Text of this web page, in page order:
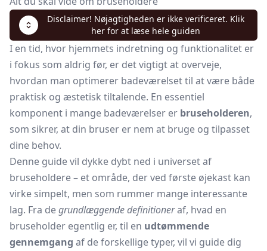
Disclaimer! Nøjagtigheden er ikke verificeret. Klik
her for at læse hele guiden
I en tid, hvor hjemmets indretning og funktionalitet er
i fokus som aldrig før, er det vigtigt at overveje,
hvordan man optimerer badeværelset til at være både
praktisk og æstetisk tiltalende. En essentiel
komponent i mange badeværelser er bruseholderen,
som sikrer, at din bruser er nem at bruge og tilpasset
dine behov.
Denne guide vil dykke dybt ned i universet af
bruseholdere – et område, der ved første øjekast kan
virke simpelt, men som rummer mange interessante
lag. Fra degrundlæggende definitioneraf, hvad en
bruseholder egentlig er, til en udtømmende
gennemgang af de forskellige typer, vil vi guide dig